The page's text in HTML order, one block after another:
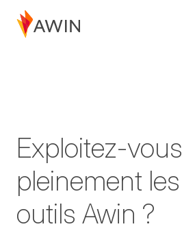
Exploitez-vous
pleinement les
outils Awin ?